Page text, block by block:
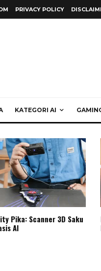
PRIVACY POLICY
KATEGORI AI
Pika: Scanner 3D Saku
AI